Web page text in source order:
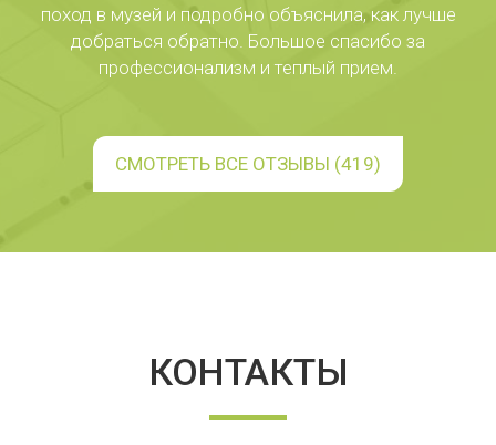
поход в музей и подробно объяснила, как лучше
добраться обратно. Большое спасибо за
профессионализм и теплый прием.
СМОТРЕТЬ ВСЕ ОТЗЫВЫ (419)
КОНТАКТЫ